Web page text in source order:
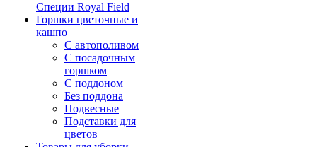
Специи Royal Field
Горшки цветочные и
кашпо
С автополивом
С посадочным
горшком
С поддоном
Без поддона
Подвесные
Подставки для
цветов